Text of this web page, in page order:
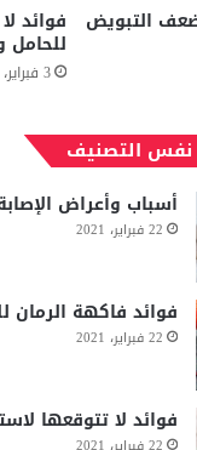
التبويض فوائد
للحامل
3 فبراير، 2021
نفس التصنيف
أسباب وأعراض
22 فبراير، 2021
فوائد فاكهة الرمان
22 فبراير، 2021
فوائد لا تتوقعها